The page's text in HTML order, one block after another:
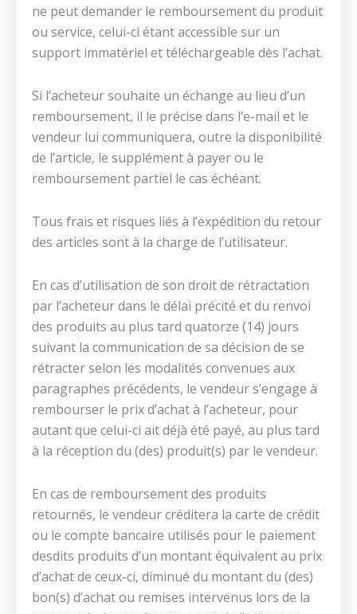
ne peut demander le remboursement du produit
ou service, celui-ci étant accessible sur un
support immatériel et téléchargeable dès l’achat.
Si l’acheteur souhaite un échange au lieu d’un
remboursement, il le précise dans l’e-mail et le
vendeur lui communiquera, outre la disponibilité
de l’article, le supplément à payer ou le
remboursement partiel le cas échéant.
Tous frais et risques liés à l’expédition du retour
des articles sont à la charge de l’utilisateur.
En cas d’utilisation de son droit de rétractation
par l’acheteur dans le délai précité et du renvoi
des produits au plus tard quatorze (14) jours
suivant la communication de sa décision de se
rétracter selon les modalités convenues aux
paragraphes précédents, le vendeur s’engage à
rembourser le prix d’achat à l’acheteur, pour
autant que celui-ci ait déjà été payé, au plus tard
à la réception du (des) produit(s) par le vendeur.
En cas de remboursement des produits
retournés, le vendeur créditera la carte de crédit
ou le compte bancaire utilisés pour le paiement
desdits produits d’un montant équivalent au prix
d’achat de ceux-ci, diminué du montant du (des)
bon(s) d’achat ou remises intervenus lors de la